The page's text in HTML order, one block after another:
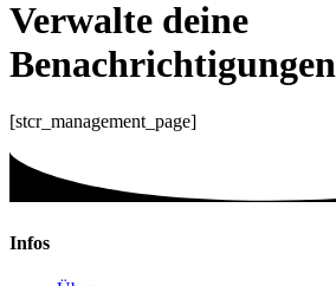
Verwalte deine
Benachrichtigungen
[stcr_management_page]
Infos